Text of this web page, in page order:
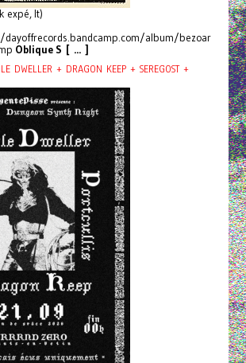
expé, It)
album/bezoar
Oblique S [ ... ]
DWELLER + DRAGON KEEP + SEREGOST +